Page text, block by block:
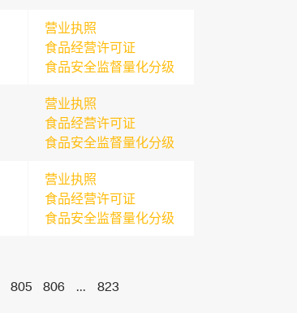
营业执照
食品经营许可证
食品安全监督量化分级
营业执照
食品经营许可证
食品安全监督量化分级
营业执照
食品经营许可证
食品安全监督量化分级
805 806 ... 823